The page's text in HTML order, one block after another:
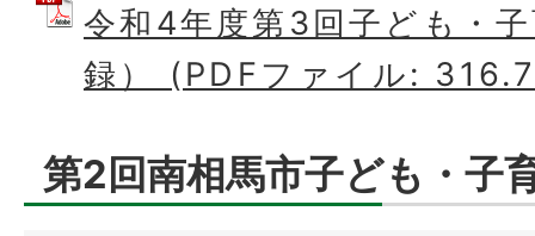
令和4年度第3回子ども・
録） (PDFファイル:
第2回南相馬市子ども・子